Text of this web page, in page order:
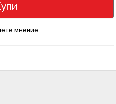
мнение